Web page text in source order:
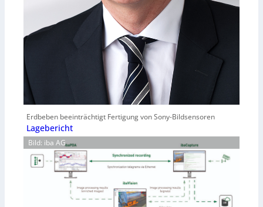
Erdbeben beeinträchtigt Fertigung von Sony-Bildsensoren
Lagebericht
Bild: iba AG